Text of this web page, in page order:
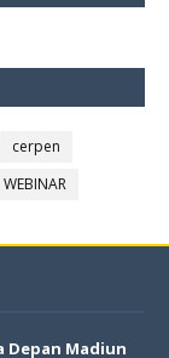
cerpen
WEBINAR
Depan Madiun